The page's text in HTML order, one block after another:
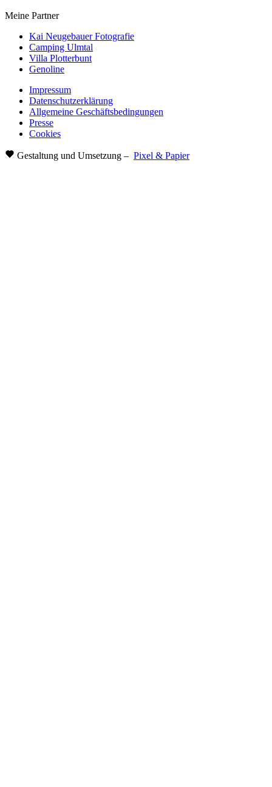
Meine Partner
Kai Neugebauer Fotografie
Camping Ulmtal
Villa Plotterbunt
Genoline
Impressum
Datenschutzerklärung
Allgemeine Geschäftsbedingungen
Presse
Cookies
Gestaltung und Umsetzung – Pixel & Papier